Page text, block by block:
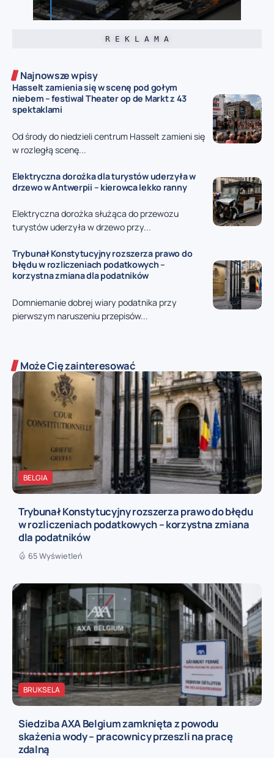
R E K L A M A
Najnowsze wpisy
Hasselt zamienia się w scenę pod gołym
niebem – festiwal Theater op de Markt z 43
spektaklami
Od środy do niedzieli centrum Hasselt zamieni się
w rozległą scenę...
Elektryczna dorożka dla turystów uderzyła w
drzewo w Antwerpii – kierowca lekko ranny
Elektryczna dorożka służąca do przewozu
turystów uderzyła w drzewo przy...
Trybunał Konstytucyjny rozszerza prawo do
błędu w rozliczeniach podatkowych –
korzystna zmiana dla podatników
Domniemanie dobrej wiary podatnika przy
pierwszym naruszeniu przepisów...
Może Cię zainteresować
BELGIA
Trybunał Konstytucyjny rozszerza prawo do błędu
w rozliczeniach podatkowych – korzystna zmiana
dla podatników
65 Wyświetleń
BRUKSELA
Siedziba AXA Belgium zamknięta z powodu
skażenia wody – pracownicy przeszli na pracę
zdalną